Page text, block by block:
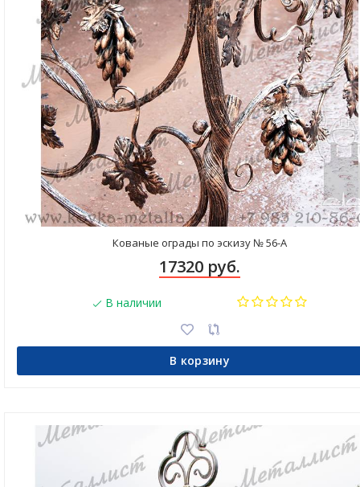
Кованые ограды по эскизу № 56-А
17320 руб.
В наличии
В корзину